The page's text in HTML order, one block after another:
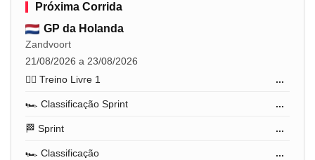
Próxima Corrida
GP da Holanda
Zandvoort
21/08/2026 a 23/08/2026
🏋️‍♂️ Treino Livre 1
...
🏎️ Classificação Sprint ...
🏁 Sprint ...
🏎️ Classificação ...